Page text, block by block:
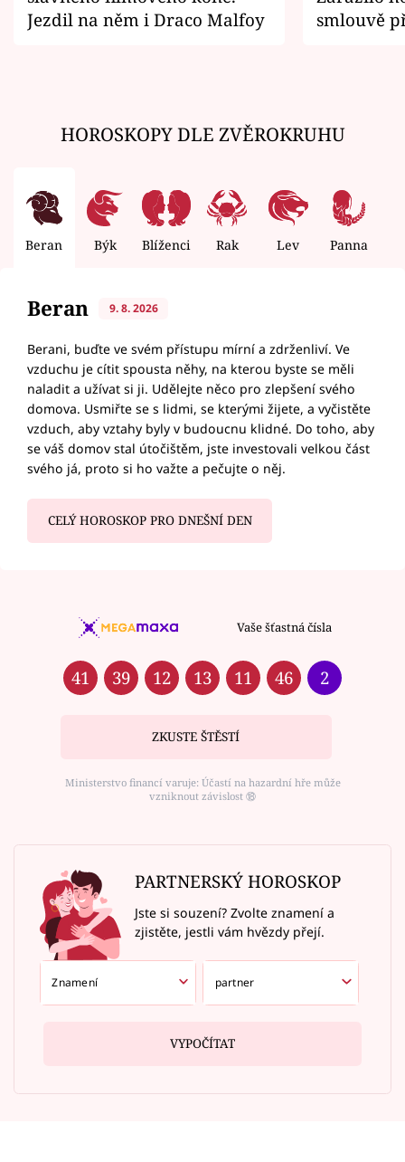
Jezdil na něm i Draco Malfoy
smlouvě
HOROSKOPY DLE ZVĚROKRUHU
Beran Býk Blíženci Rak Lev Panna
Beran 9. 8. 2026
Berani, buďte ve svém přístupu mírní a zdrženliví. Ve
vzduchu je cítit spousta něhy, na kterou byste se měli
naladit a užívat si ji. Udělejte něco pro zlepšení svého
domova. Usmiřte se s lidmi, se kterými žijete, a vyčistěte
vzduch, aby vztahy byly v budoucnu klidné. Do toho, aby
se váš domov stal útočištěm, jste investovali velkou část
svého já, proto si ho važte a pečujte o něj.
CELÝ HOROSKOP PRO DNEŠNÍ DEN
Vaše šťastná čísla
41 39 12 13 11 46 2
ZKUSTE ŠTĚSTÍ
Ministerstvo financí varuje: Účastí na hazardní hře může
vzniknout závislost ⑱
PARTNERSKÝ HOROSKOP
Jste si souzení? Zvolte znamení a
zjistěte, jestli vám hvězdy přejí.
VYPOČÍTAT